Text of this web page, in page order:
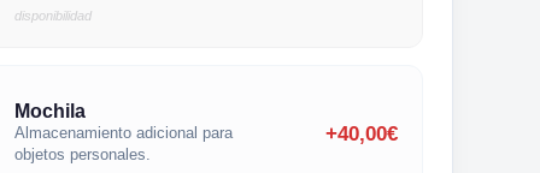
disponibilidad
Mochila
Almacenamiento adicional para
objetos personales.
+40,00€